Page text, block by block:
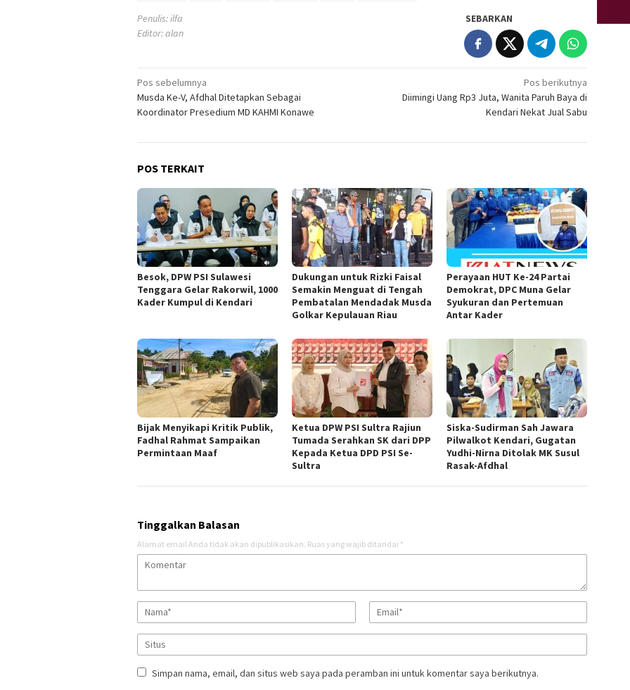
Penulis: ilfa
Editor: alan
SEBARKAN
Navigasi
pos
Pos sebelumnya
Musda Ke-V, Afdhal Ditetapkan Sebagai
Koordinator Presedium MD KAHMI Konawe
Pos berikutnya
Diimingi Uang Rp3 Juta, Wanita Paruh Baya di
Kendari Nekat Jual Sabu
POS TERKAIT
Besok, DPW PSI Sulawesi
Tenggara Gelar Rakorwil, 1000
Kader Kumpul di Kendari
Dukungan untuk Rizki Faisal
Semakin Menguat di Tengah
Pembatalan Mendadak Musda
Golkar Kepulauan Riau
Perayaan HUT Ke-24 Partai
Demokrat, DPC Muna Gelar
Syukuran dan Pertemuan
Antar Kader
Bijak Menyikapi Kritik Publik,
Fadhal Rahmat Sampaikan
Permintaan Maaf
Ketua DPW PSI Sultra Rajiun
Tumada Serahkan SK dari DPP
Kepada Ketua DPD PSI Se-
Sultra
Siska-Sudirman Sah Jawara
Pilwalkot Kendari, Gugatan
Yudhi-Nirna Ditolak MK Susul
Rasak-Afdhal
Tinggalkan Balasan
Alamat email Anda tidak akan dipublikasikan. Ruas yang wajib ditandai *
Simpan nama, email, dan situs web saya pada peramban ini untuk komentar saya berikutnya.